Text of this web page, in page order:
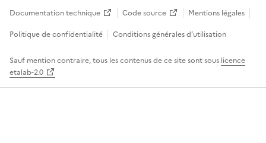
Documentation technique
Code source
Mentions légales
Politique de confidentialité
Conditions générales d’utilisation
Sauf mention contraire, tous les contenus de ce site sont sous licence
etalab-2.0